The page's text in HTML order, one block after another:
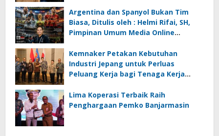
Ancaman Lingkungan, Oleh : Helmi
Rifai, SH
Argentina dan Spanyol Bukan Tim
Biasa, Ditulis oleh : Helmi Rifai, SH,
Pimpinan Umum Media Online
Kemnaker Petakan Kebutuhan
Industri Jepang untuk Perluas
Peluang Kerja bagi Tenaga Kerja
Lima Koperasi Terbaik Raih
Penghargaan Pemko Banjarmasin